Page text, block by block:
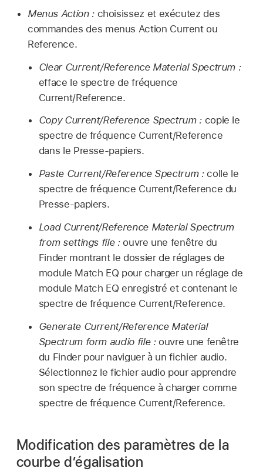
Menus Action :choisissez et exécutez des
commandes des menus Action Current ou
Reference.
Clear Current/Reference Material Spectrum :
efface le spectre de fréquence
Current/Reference.
Copy Current/Reference Spectrum :copie le
spectre de fréquence Current/Reference
dans le Presse-papiers.
Paste Current/Reference Spectrum :colle le
spectre de fréquence Current/Reference du
Presse-papiers.
Load Current/Reference Material Spectrum
from settings file :ouvre une fenêtre du
Finder montrant le dossier de réglages de
module Match EQ pour charger un réglage de
module Match EQ enregistré et contenant le
spectre de fréquence Current/Reference.
Generate Current/Reference Material
Spectrum form audio file :ouvre une fenêtre
du Finder pour naviguer à un fichier audio.
Sélectionnez le fichier audio pour apprendre
son spectre de fréquence à charger comme
spectre de fréquence Current/Reference.
Modification des paramètres de la
courbe d’égalisation